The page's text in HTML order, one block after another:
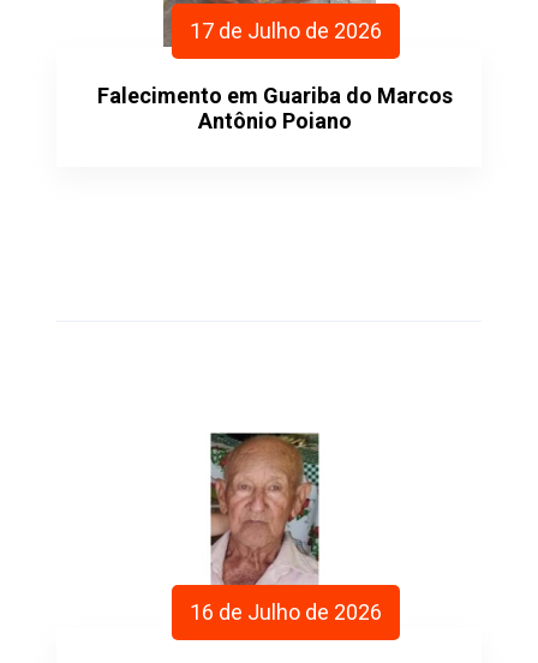
17 de Julho de 2026
Falecimento em Guariba do Marcos
Antônio Poiano
16 de Julho de 2026